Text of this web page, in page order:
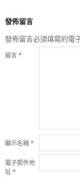
發佈留言
發佈留言必須填寫的電
留言*
顯示名稱*
電子郵件地
址*